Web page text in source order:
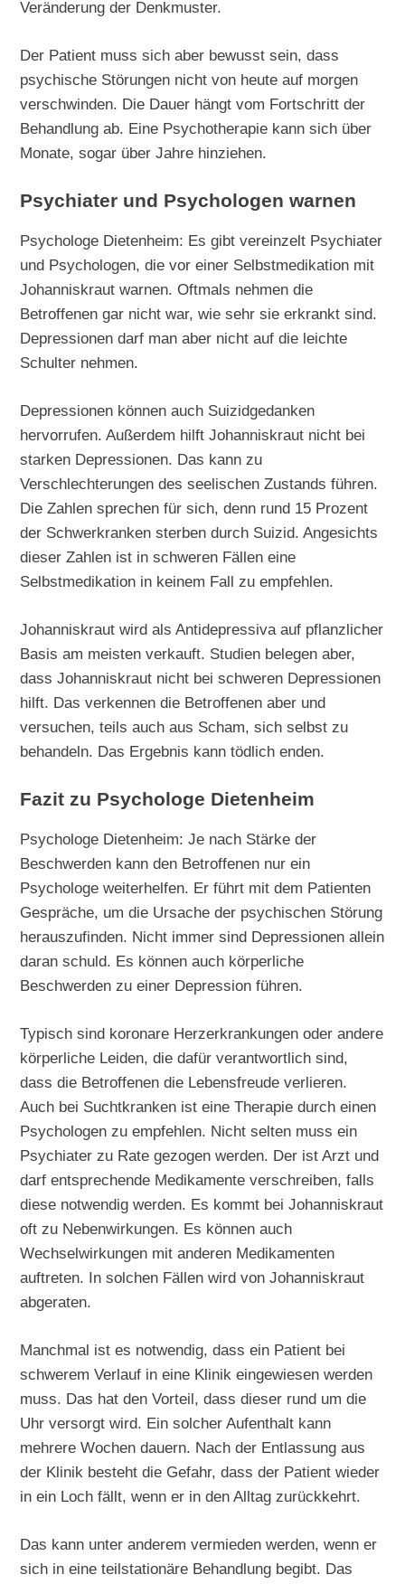
Veränderung der Denkmuster.
Der Patient muss sich aber bewusst sein, dass
psychische Störungen nicht von heute auf morgen
verschwinden. Die Dauer hängt vom Fortschritt der
Behandlung ab. Eine Psychotherapie kann sich über
Monate, sogar über Jahre hinziehen.
Psychiater und Psychologen warnen
Psychologe Dietenheim: Es gibt vereinzelt Psychiater
und Psychologen, die vor einer Selbstmedikation mit
Johanniskraut warnen. Oftmals nehmen die
Betroffenen gar nicht war, wie sehr sie erkrankt sind.
Depressionen darf man aber nicht auf die leichte
Schulter nehmen.
Depressionen können auch Suizidgedanken
hervorrufen. Außerdem hilft Johanniskraut nicht bei
starken Depressionen. Das kann zu
Verschlechterungen des seelischen Zustands führen.
Die Zahlen sprechen für sich, denn rund 15 Prozent
der Schwerkranken sterben durch Suizid. Angesichts
dieser Zahlen ist in schweren Fällen eine
Selbstmedikation in keinem Fall zu empfehlen.
Johanniskraut wird als Antidepressiva auf pflanzlicher
Basis am meisten verkauft. Studien belegen aber,
dass Johanniskraut nicht bei schweren Depressionen
hilft. Das verkennen die Betroffenen aber und
versuchen, teils auch aus Scham, sich selbst zu
behandeln. Das Ergebnis kann tödlich enden.
Fazit zu Psychologe Dietenheim
Psychologe Dietenheim: Je nach Stärke der
Beschwerden kann den Betroffenen nur ein
Psychologe weiterhelfen. Er führt mit dem Patienten
Gespräche, um die Ursache der psychischen Störung
herauszufinden. Nicht immer sind Depressionen allein
daran schuld. Es können auch körperliche
Beschwerden zu einer Depression führen.
Typisch sind koronare Herzerkrankungen oder andere
körperliche Leiden, die dafür verantwortlich sind,
dass die Betroffenen die Lebensfreude verlieren.
Auch bei Suchtkranken ist eine Therapie durch einen
Psychologen zu empfehlen. Nicht selten muss ein
Psychiater zu Rate gezogen werden. Der ist Arzt und
darf entsprechende Medikamente verschreiben, falls
diese notwendig werden. Es kommt bei Johanniskraut
oft zu Nebenwirkungen. Es können auch
Wechselwirkungen mit anderen Medikamenten
auftreten. In solchen Fällen wird von Johanniskraut
abgeraten.
Manchmal ist es notwendig, dass ein Patient bei
schwerem Verlauf in eine Klinik eingewiesen werden
muss. Das hat den Vorteil, dass dieser rund um die
Uhr versorgt wird. Ein solcher Aufenthalt kann
mehrere Wochen dauern. Nach der Entlassung aus
der Klinik besteht die Gefahr, dass der Patient wieder
in ein Loch fällt, wenn er in den Alltag zurückkehrt.
Das kann unter anderem vermieden werden, wenn er
sich in eine teilstationäre Behandlung begibt. Das